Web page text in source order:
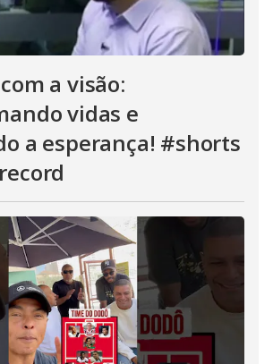
a visão:
vidas e
a esperança! #shorts